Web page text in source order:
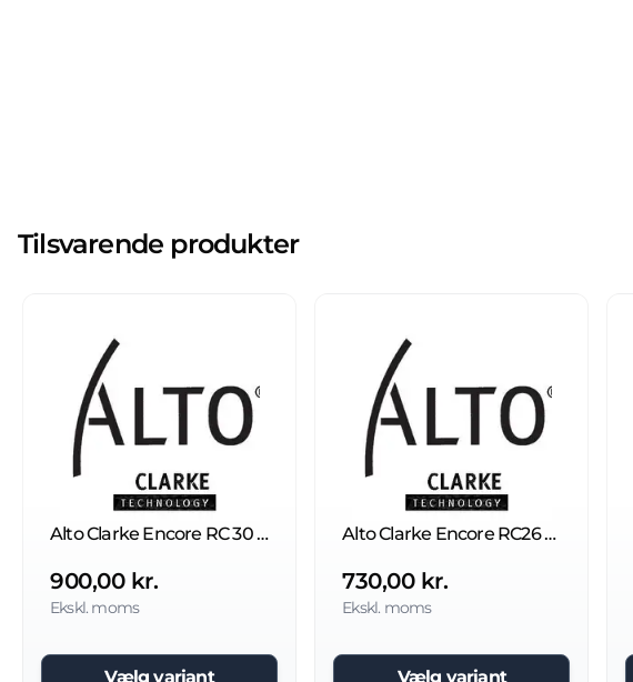
Tilsvarende produkter
Alto Clarke Encore RC 30 børste
900,00 kr.
Ekskl. moms
Vælg variant
Alto Clarke Encore RC26 børste
730,00 kr.
Ekskl. moms
Vælg variant